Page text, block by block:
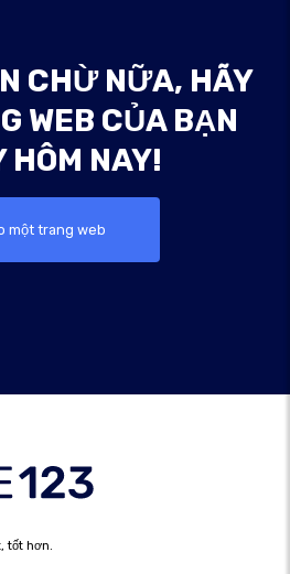
CHỪ NỮA, HÃY
WEB CỦA BẠN
HÔM NAY!
một trang web
tốt hơn.